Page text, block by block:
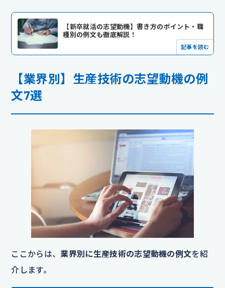
【新卒就活の志望動機】書き方のポイント・職
種別の例文も徹底解説！
記事を読む
【業界別】生産技術の志望動機の例
文7選
ここからは、 業界別に生産技術の志望動機の例文を紹
介します。